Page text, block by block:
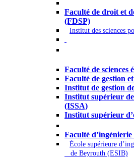
Faculté de droit et
(FDSP)
Institut des sciences
Faculté de sciences
Faculté de gestion
Institut de gestion
Institut supérieur
(ISSA)
Institut supérieur
Faculté
École supérieure
de Beyrouth (ESIB)